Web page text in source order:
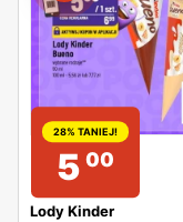
28% TANIEJ!
5 00
Lody Kinder